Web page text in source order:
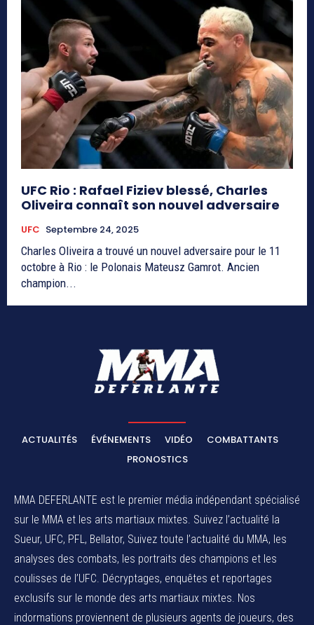
UFC Rio : Rafael Fiziev blessé, Charles
Oliveira connaît son nouvel adversaire
UFC Septembre 24, 2025
Charles Oliveira a trouvé un nouvel adversaire pour le 11
octobre à Rio : le Polonais Mateusz Gamrot. Ancien
champion...
ACTUALITÉS ÉVÉNEMENTS VIDÉO
COMBATTANTS
PRONOSTICS
MMA DEFERLANTE est le premier média indépendant spécialisé
sur le MMA et les arts martiaux mixtes. Suivez l’actualité la
Sueur, UFC, PFL, Bellator, Suivez toute l’actualité du MMA, les
analyses des combats, les portraits des champions et les
coulisses de l’UFC. Décryptages, enquêtes et reportages
exclusifs sur le monde des arts martiaux mixtes. Nos
indormations proviennent de plusieurs agents de joueurs, des